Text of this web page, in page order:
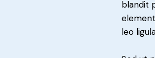
blandit
leo